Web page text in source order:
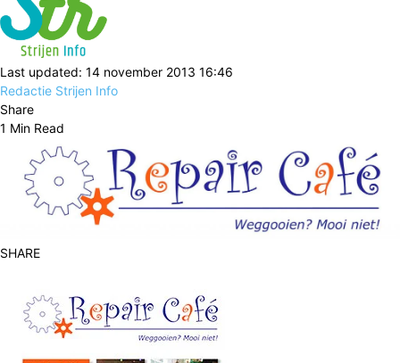
Last updated: 14 november 2013 16:46
Redactie Strijen Info
Share
1 Min Read
SHARE